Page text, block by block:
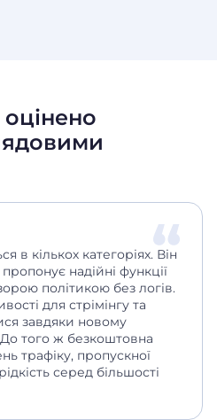
в кількох категоріях. Він
надійні функції
політикою без логів.
для стрімінгу та
завдяки новому
того ж безкоштовна
трафіку, пропускної
серед більшості